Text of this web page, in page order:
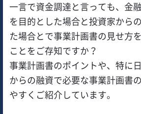
一言で資金調達と言っても、金
を目的とした場合と投資家から
た場合とで事業計画書の見せ方
ことをご存知ですか？
事業計画書のポイントや、特に
からの融資で必要な事業計画書
やすくご紹介しています。